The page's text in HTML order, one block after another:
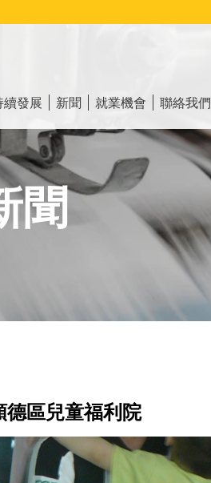
續發展 新聞 就業機會 聯絡我們
聞
區兒童福利院